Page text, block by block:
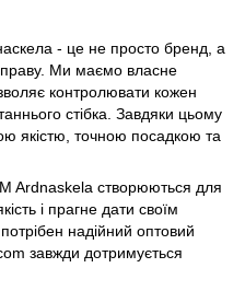
- це не просто бренд, а
Ми маємо власне
контролювати кожен
стібка. Завдяки цьому
якістю, точною посадкою та
Ardnaskela створюються для
і прагне дати своїм
надійний оптовий
завжди дотримується